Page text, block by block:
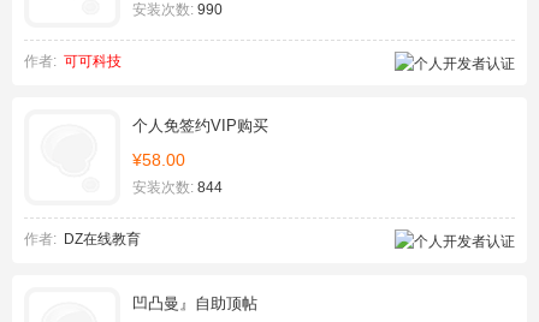
安装次数: 990
作者: 可可科技
个人免签约VIP购买
¥58.00
安装次数: 844
作者: DZ在线教育
凹凸曼』自助顶帖